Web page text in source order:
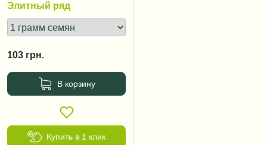
Элитный ряд
103 грн.
В корзину
Купить в 1 клик